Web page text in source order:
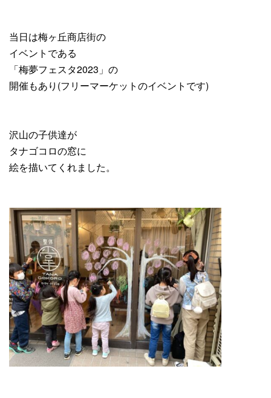
当日は梅ヶ丘商店街の
イベントである
「梅夢フェスタ2023」の
開催もあり(フリーマーケットのイベントです)
沢山の子供達が
タナゴコロの窓に
絵を描いてくれました。